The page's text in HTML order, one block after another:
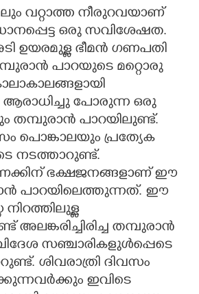
വറ്റാത്ത നീരുറവയാണ്
ഒരു സവിശേഷത.
ഉയരമുള്ള ഭീമൻ ഗണപതി
പാറയുടെ മറ്റൊരു
പോരുന്ന ഒരു
തമ്പുരാൻ പാറയിലുണ്ട്.
പൊങ്കാലയും പ്രത്യേക
നടത്താറുണ്ട്.
ഭക്ഷജനങ്ങളാണ് ഈ
പാറയിലെത്തുന്നത്. ഈ
നിറത്തിലുള്ള
തമ്പുരാൻ
സഞ്ചാരികളുൾപ്പെടെ
ശിവരാത്രി ദിവസം
ഇവിടെ